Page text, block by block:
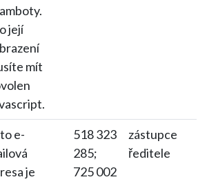
její
mít
e-
je
518 323
285;
725 002
zástupce
ředitele